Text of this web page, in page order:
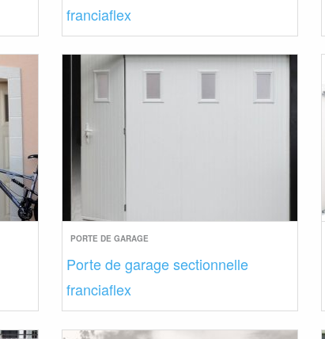
franciaflex
PORTE DE GARAGE
Porte de garage sectionnelle
franciaflex